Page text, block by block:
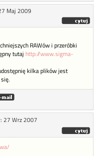
Maj 2009
RAWów i przeróbki
tutaj http://www.sigma-
kilka plików jest
27 Wrz 2007